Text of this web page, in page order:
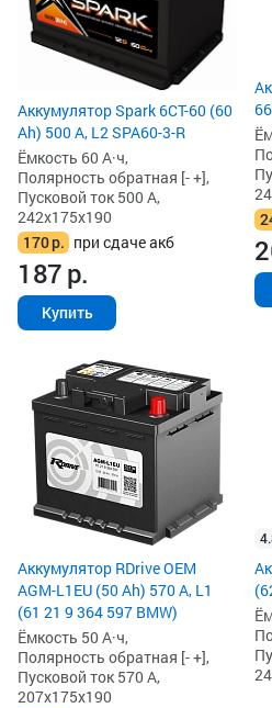
Аккумулятор Spark 6СТ-60 (60
Ah) 500 А, L2 SPA60-3-R
Ёмкость 60 А·ч,
Полярность обратная [- +],
Пусковой ток 500 А,
242x175x190
170р. при сдаче акб
187р.
Купить
Аккумулятор RDrive OEM
AGM-L1EU (50 Ah) 570 А, L1
(61 21 9 364 597 BMW)
Ёмкость 50 А·ч,
Полярность обратная [- +],
Пусковой ток 570 А,
207x175x190